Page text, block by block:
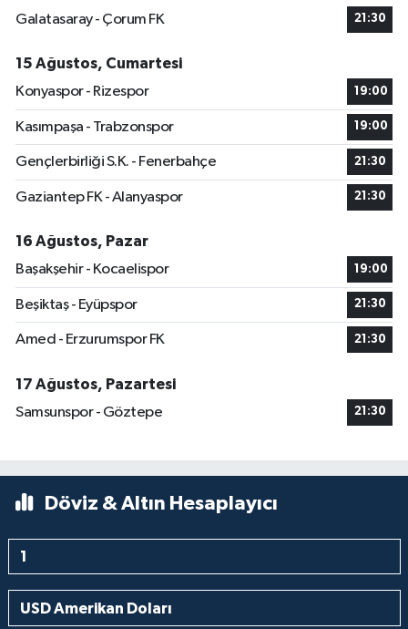
Galatasaray - Çorum FK
21:30
15 Ağustos, Cumartesi
Konyaspor - Rizespor
19:00
Kasımpaşa - Trabzonspor 19:00
Gençlerbirliği S.K. - Fenerbahçe 21:30
Gaziantep FK - Alanyaspor 21:30
16 Ağustos, Pazar
Başakşehir - Kocaelispor
19:00
Beşiktaş - Eyüpspor 21:30
Amed - Erzurumspor FK 21:30
17 Ağustos, Pazartesi
Samsunspor - Göztepe
21:30
Döviz & Altın Hesaplayıcı